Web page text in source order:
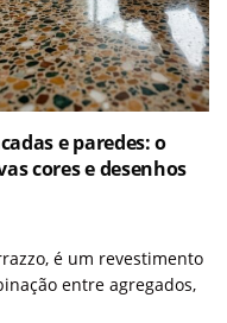
e paredes: o
cores e desenhos
é um revestimento
entre agregados,